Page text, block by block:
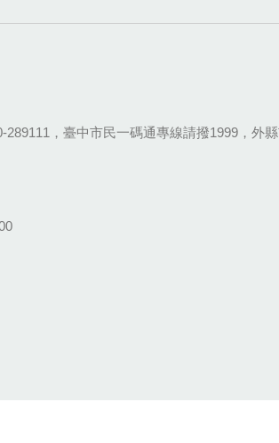
289111，臺中市民一碼通專線請撥1999，外